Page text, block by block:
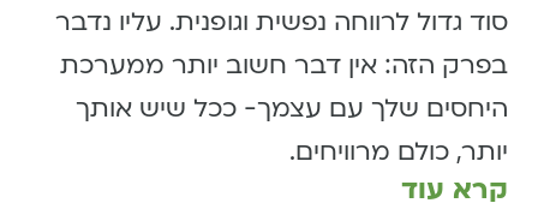
סוד גדול לרווחה נפשית וגופנית. עליו נדבר
בפרק הזה: אין דבר חשוב יותר ממערכת
היחסים שלך עם עצמך- ככל שיש אותך
יותר, כולם מרוויחים.
קרא עוד